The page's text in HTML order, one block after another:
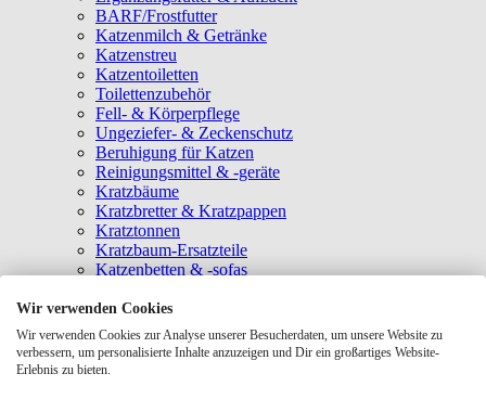
BARF/Frostfutter
Katzenmilch & Getränke
Katzenstreu
Katzentoiletten
Toilettenzubehör
Fell- & Körperpflege
Ungeziefer- & Zeckenschutz
Beruhigung für Katzen
Reinigungsmittel & -geräte
Kratzbäume
Kratzbretter & Kratzpappen
Kratztonnen
Kratzbaum-Ersatzteile
Katzenbetten & -sofas
Katzenhäuser
Hängematten & Fensterliegeplätze
Katzendecken & -matten
Baldrian- & Catnipspielzeug
Wir verwenden Cookies
Wir verwenden Cookies zur Analyse unserer Besucherdaten, um unsere Website zu
verbessern, um personalisierte Inhalte anzuzeigen und Dir ein großartiges Website-
Erlebnis zu bieten.